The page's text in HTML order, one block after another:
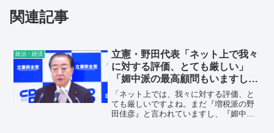
関連記事
政治・経済
立憲・野田代表「ネット上で我々
に対する評価、とても厳しい」
「媚中派の最高顧問もいますし、
態度の悪い幹事長もいる」仕事始
めで挨拶
「ネット上では、我々に対する評価、と
ても厳しいですよね。まだ『増税派の野
田佳彦』と言われていますし、『媚中派